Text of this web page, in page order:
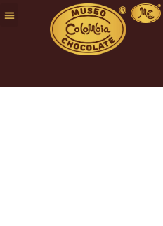
FUNDACIÓNNUESTRA